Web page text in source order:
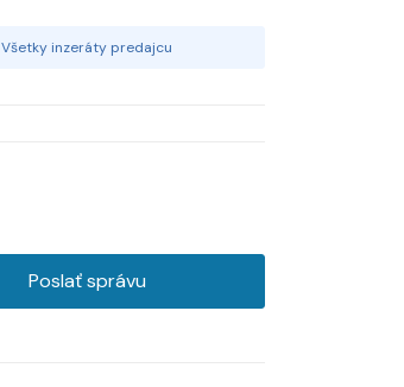
Všetky inzeráty predajcu
Poslať správu